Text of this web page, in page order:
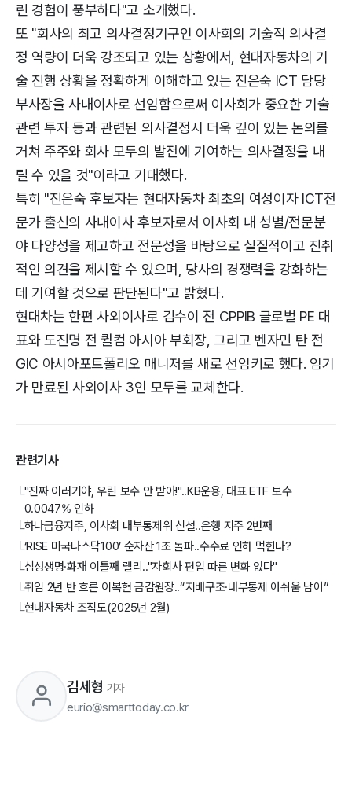
린 경험이 풍부하다"고 소개했다.
또 "회사의 최고 의사결정기구인 이사회의 기술적 의사결
정 역량이 더욱 강조되고 있는 상황에서, 현대자동차의 기
술 진행 상황을 정확하게 이해하고 있는 진은숙 ICT 담당
부사장을 사내이사로 선임함으로써 이사회가 중요한 기술
관련 투자 등과 관련된 의사결정시 더욱 깊이 있는 논의를
거쳐 주주와 회사 모두의 발전에 기여하는 의사결정을 내
릴 수 있을 것"이라고 기대했다.
특히 "진은숙 후보자는 현대자동차 최초의 여성이자 ICT전
문가 출신의 사내이사 후보자로서 이사회 내 성별/전문분
야 다양성을 제고하고 전문성을 바탕으로 실질적이고 진취
적인 의견을 제시할 수 있으며, 당사의 경쟁력을 강화하는
데 기여할 것으로 판단된다"고 밝혔다.
현대차는 한편 사외이사로 김수이 전 CPPIB 글로벌 PE 대
표와 도진명 전 퀄컴 아시아 부회장, 그리고 벤자민 탄 전
GIC 아시아포트폴리오 매니저를 새로 선임키로 했다. 임기
가 만료된 사외이사 3인 모두를 교체한다.
관련기사
└"진짜 이러기야, 우린 보수 안 받아!"..KB운용, 대표 ETF 보수
0.0047% 인하
└하나금융지주, 이사회 내부통제위 신설..은행 지주 2번째
└‘RISE 미국나스닥100’ 순자산 1조 돌파..수수료 인하 먹힌다?
└삼성생명·화재 이틀째 랠리.."자회사 편입 따른 변화 없다"
└취임 2년 반 흐른 이복현 금감원장..“지배구조·내부통제 아쉬움 남아”
└현대자동차 조직도(2025년 2월)
김세형 기자
eurio@smarttoday.co.kr